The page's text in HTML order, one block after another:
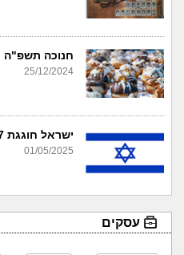
חנוכה תשפ"ה
25/12/2024
ישראל חוגגת 77
01/05/2025
עסקים